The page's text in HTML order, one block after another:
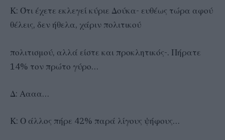
Κ: Ότι έχετε εκλεγεί κύριε Δούκα- ευθέως τώρα αφού
θέλεις, δεν ήθελα, χάριν πολιτικού
πολιτισμού, αλλά είστε και προκλητικός-. Πήρατε
14% τον πρώτο γύρο…
Δ: Αααα…
Κ: Ο άλλος πήρε 42% παρά λίγους ψήφους…